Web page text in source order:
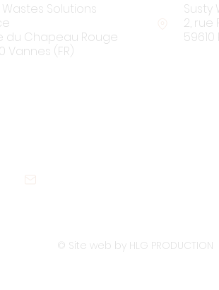
Wastes Solutions
du Chapeau Rouge
Vannes (FR)
Susty
2, rue
59610
© Site web by HLG PRODUCTION